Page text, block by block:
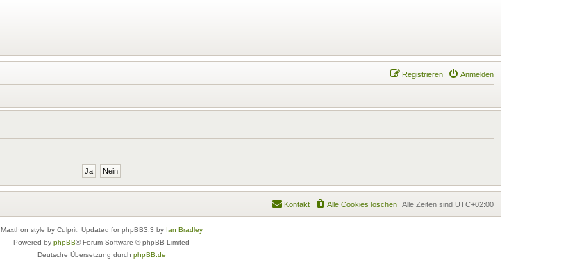
Anmelden
Registrieren
Alle Zeiten sind UTC+02:00
Alle Cookies löschen
Kontakt
Maxthon style by Culprit. Updated for phpBB3.3 by Ian Bradley
Powered by phpBB® Forum Software © phpBB Limited
Deutsche Übersetzung durch phpBB.de